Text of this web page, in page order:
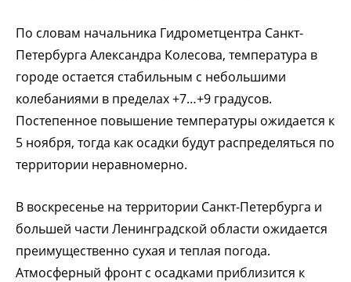
По словам начальника Гидрометцентра Санкт-
Петербурга Александра Колесова, температура в
городе остается стабильным с небольшими
колебаниями в пределах +7…+9 градусов.
Постепенное повышение температуры ожидается к
5 ноября, тогда как осадки будут распределяться по
территории неравномерно.
В воскресенье на территории Санкт-Петербурга и
большей части Ленинградской области ожидается
преимущественно сухая и теплая погода.
Атмосферный фронт с осадками приблизится к